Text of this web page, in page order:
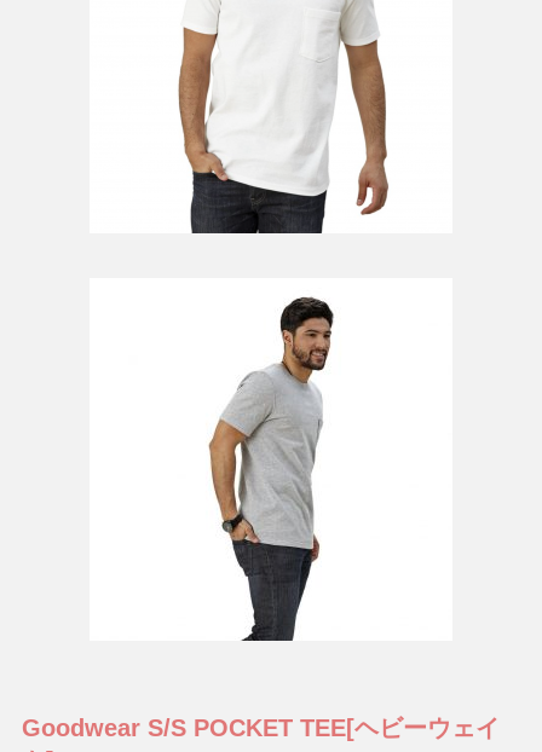
Goodwear S/S POCKET TEE[ヘビーウェイ